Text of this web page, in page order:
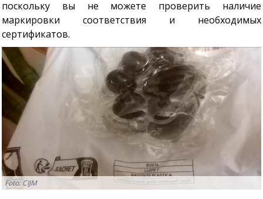
поскольку вы не можете проверить наличие
маркировки соответствия и необходимых
сертификатов.
Foto: CIJM